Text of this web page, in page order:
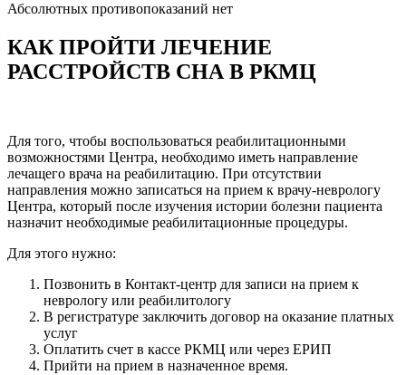
Абсолютных противопоказаний нет
КАК ПРОЙТИ ЛЕЧЕНИЕ
РАССТРОЙСТВ СНА В РКМЦ
Для того, чтобы воспользоваться реабилитационными
возможностями Центра, необходимо иметь направление
лечащего врача на реабилитацию. При отсутствии
направления можно записаться на прием к врачу-неврологу
Центра, который после изучения истории болезни пациента
назначит необходимые реабилитационные процедуры.
Для этого нужно:
Позвонить в Контакт-центр для записи на прием к
неврологу или реабилитологу
В регистратуре заключить договор на оказание платных
услуг
Оплатить счет в кассе РКМЦ или через ЕРИП
Прийти на прием в назначенное время.